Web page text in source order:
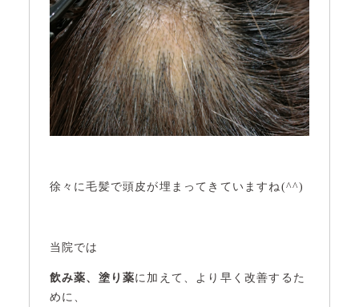
徐々に毛髪で頭皮が埋まってきていますね(^^)
当院では
飲み薬、塗り薬に加えて、より早く改善するた
めに、